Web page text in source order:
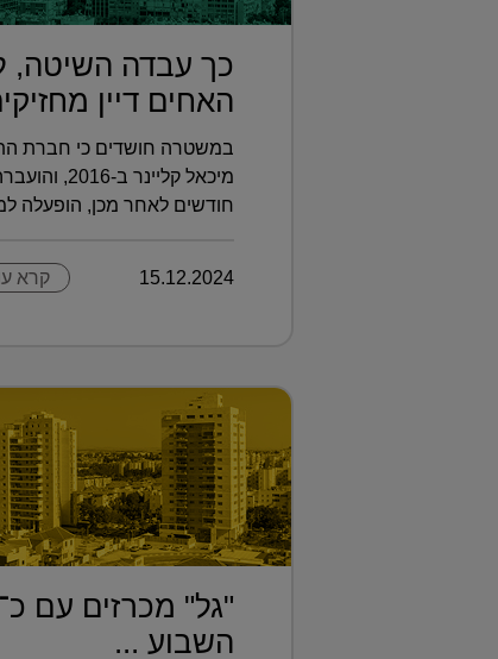
כך עבדה השיטה,
האחים דיין
במשטרה חושדים כי חברת
מיכאל
חודשים לאחר מכן, הופעלה
15.12.2024 קרא
השבוע ...